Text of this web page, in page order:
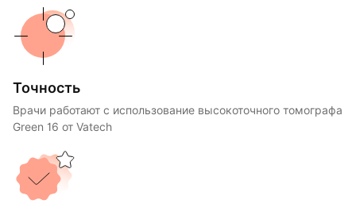
Точность
Врачи работают с использование высокоточного томографа
Green 16 от Vatech